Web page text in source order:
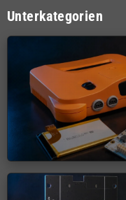
Unterkategorien